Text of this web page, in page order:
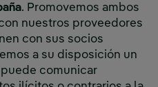
. Promovemos ambos
nuestros proveedores
con sus socios
a su disposición un
comunicar